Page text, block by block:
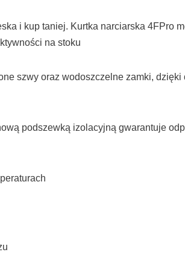
i kup taniej. Kurtka narciarska 4FPro
na stoku
szwy oraz wodoszczelne zamki,
podszewką izolacyjną gwarantuje